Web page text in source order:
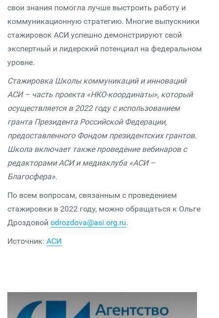
свои знания помогла лучше выстроить работу и
коммуникационную стратегию. Многие выпускники
стажировок АСИ успешно демонстрируют свой
экспертный и лидерский потенциал на федеральном
уровне.
Стажировка Школы коммуникаций и инноваций
АСИ – часть проекта «НКО-координаты», который
осуществляется в 2022 году с использованием
гранта Президента Российской Федерации,
предоставленного Фондом президентских грантов.
Школа включает также проведение вебинаров с
редакторами АСИ и медиаклуба «АСИ –
Благосфера».
По всем вопросам, связанным с проведением
стажировки в 2022 году, можно обращаться к Ольге
Дроздовой odrozdova@asi.org.ru.
Источник: АСИ